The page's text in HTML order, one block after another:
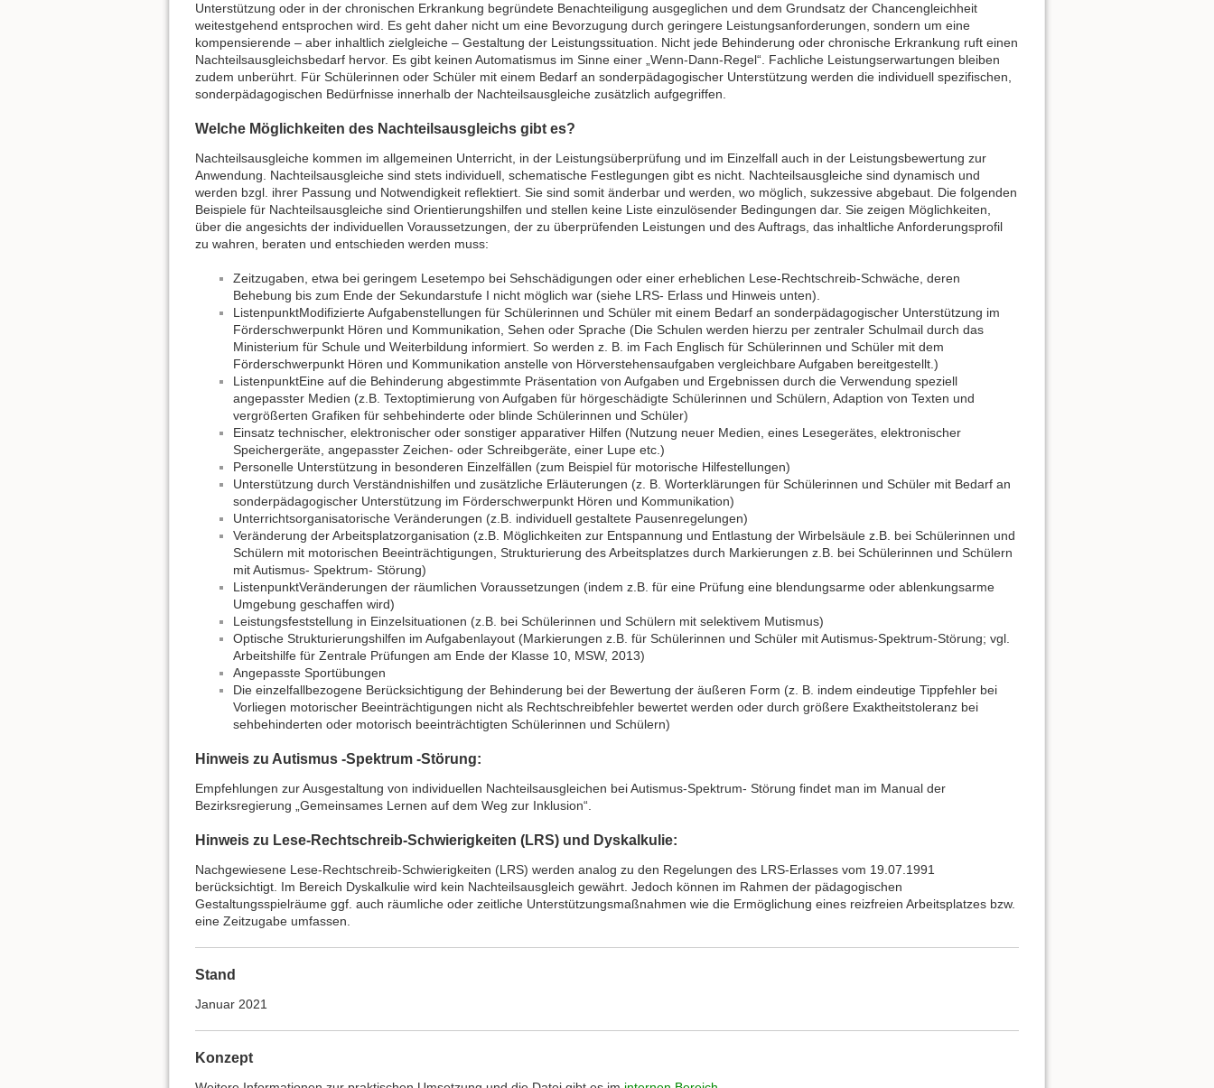
Unterstützung oder in der chronischen Erkrankung begründete Benachteiligung ausgeglichen und dem Grundsatz der Chancengleichheit
weitestgehend entsprochen wird. Es geht daher nicht um eine Bevorzugung durch geringere Leistungsanforderungen, sondern um eine
kompensierende – aber inhaltlich zielgleiche – Gestaltung der Leistungssituation. Nicht jede Behinderung oder chronische Erkrankung ruft einen
Nachteilsausgleichsbedarf hervor. Es gibt keinen Automatismus im Sinne einer „Wenn-Dann-Regel“. Fachliche Leistungserwartungen bleiben
zudem unberührt. Für Schülerinnen oder Schüler mit einem Bedarf an sonderpädagogischer Unterstützung werden die individuell spezifischen,
sonderpädagogischen Bedürfnisse innerhalb der Nachteilsausgleiche zusätzlich aufgegriffen.
Welche Möglichkeiten des Nachteilsausgleichs gibt es?
Nachteilsausgleiche kommen im allgemeinen Unterricht, in der Leistungsüberprüfung und im Einzelfall auch in der Leistungsbewertung zur
Anwendung. Nachteilsausgleiche sind stets individuell, schematische Festlegungen gibt es nicht. Nachteilsausgleiche sind dynamisch und
werden bzgl. ihrer Passung und Notwendigkeit reflektiert. Sie sind somit änderbar und werden, wo möglich, sukzessive abgebaut. Die folgenden
Beispiele für Nachteilsausgleiche sind Orientierungshilfen und stellen keine Liste einzulösender Bedingungen dar. Sie zeigen Möglichkeiten,
über die angesichts der individuellen Voraussetzungen, der zu überprüfenden Leistungen und des Auftrags, das inhaltliche Anforderungsprofil
zu wahren, beraten und entschieden werden muss:
Zeitzugaben, etwa bei geringem Lesetempo bei Sehschädigungen oder einer erheblichen Lese-Rechtschreib-Schwäche, deren
Behebung bis zum Ende der Sekundarstufe I nicht möglich war (siehe LRS- Erlass und Hinweis unten).
ListenpunktModifizierte Aufgabenstellungen für Schülerinnen und Schüler mit einem Bedarf an sonderpädagogischer Unterstützung im
Förderschwerpunkt Hören und Kommunikation, Sehen oder Sprache (Die Schulen werden hierzu per zentraler Schulmail durch das
Ministerium für Schule und Weiterbildung informiert. So werden z. B. im Fach Englisch für Schülerinnen und Schüler mit dem
Förderschwerpunkt Hören und Kommunikation anstelle von Hörverstehensaufgaben vergleichbare Aufgaben bereitgestellt.)
ListenpunktEine auf die Behinderung abgestimmte Präsentation von Aufgaben und Ergebnissen durch die Verwendung speziell
angepasster Medien (z.B. Textoptimierung von Aufgaben für hörgeschädigte Schülerinnen und Schülern, Adaption von Texten und
vergrößerten Grafiken für sehbehinderte oder blinde Schülerinnen und Schüler)
Einsatz technischer, elektronischer oder sonstiger apparativer Hilfen (Nutzung neuer Medien, eines Lesegerätes, elektronischer
Speichergeräte, angepasster Zeichen- oder Schreibgeräte, einer Lupe etc.)
Personelle Unterstützung in besonderen Einzelfällen (zum Beispiel für motorische Hilfestellungen)
Unterstützung durch Verständnishilfen und zusätzliche Erläuterungen (z. B. Worterklärungen für Schülerinnen und Schüler mit Bedarf an
sonderpädagogischer Unterstützung im Förderschwerpunkt Hören und Kommunikation)
Unterrichtsorganisatorische Veränderungen (z.B. individuell gestaltete Pausenregelungen)
Veränderung der Arbeitsplatzorganisation (z.B. Möglichkeiten zur Entspannung und Entlastung der Wirbelsäule z.B. bei Schülerinnen und
Schülern mit motorischen Beeinträchtigungen, Strukturierung des Arbeitsplatzes durch Markierungen z.B. bei Schülerinnen und Schülern
mit Autismus- Spektrum- Störung)
ListenpunktVeränderungen der räumlichen Voraussetzungen (indem z.B. für eine Prüfung eine blendungsarme oder ablenkungsarme
Umgebung geschaffen wird)
Leistungsfeststellung in Einzelsituationen (z.B. bei Schülerinnen und Schülern mit selektivem Mutismus)
Optische Strukturierungshilfen im Aufgabenlayout (Markierungen z.B. für Schülerinnen und Schüler mit Autismus-Spektrum-Störung; vgl.
Arbeitshilfe für Zentrale Prüfungen am Ende der Klasse 10, MSW, 2013)
Angepasste Sportübungen
Die einzelfallbezogene Berücksichtigung der Behinderung bei der Bewertung der äußeren Form (z. B. indem eindeutige Tippfehler bei
Vorliegen motorischer Beeinträchtigungen nicht als Rechtschreibfehler bewertet werden oder durch größere Exaktheitstoleranz bei
sehbehinderten oder motorisch beeinträchtigten Schülerinnen und Schülern)
Hinweis zu Autismus -Spektrum -Störung:
Empfehlungen zur Ausgestaltung von individuellen Nachteilsausgleichen bei Autismus-Spektrum- Störung findet man im Manual der
Bezirksregierung „Gemeinsames Lernen auf dem Weg zur Inklusion“.
Hinweis zu Lese-Rechtschreib-Schwierigkeiten (LRS) und Dyskalkulie:
Nachgewiesene Lese-Rechtschreib-Schwierigkeiten (LRS) werden analog zu den Regelungen des LRS-Erlasses vom 19.07.1991
berücksichtigt. Im Bereich Dyskalkulie wird kein Nachteilsausgleich gewährt. Jedoch können im Rahmen der pädagogischen
Gestaltungsspielräume ggf. auch räumliche oder zeitliche Unterstützungsmaßnahmen wie die Ermöglichung eines reizfreien Arbeitsplatzes bzw.
eine Zeitzugabe umfassen.
Stand
Januar 2021
Konzept